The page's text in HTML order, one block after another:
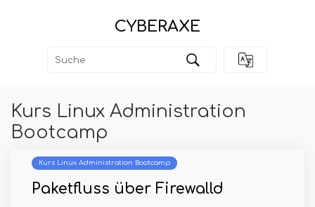
CYBERAXE
Kurs Linux Administration
Bootcamp
Kurs Linux Administration Bootcamp
Paketfluss über Firewalld